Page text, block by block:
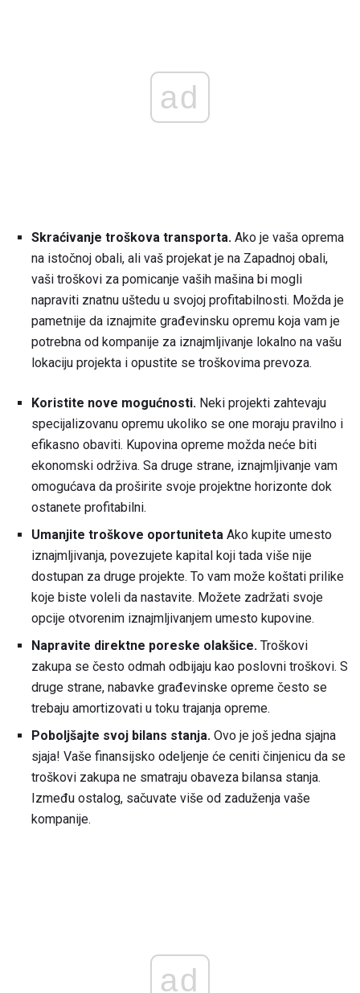
ad
Skraćivanje troškova transporta. Ako je vaša oprema
na istočnoj obali, ali vaš projekat je na Zapadnoj obali,
vaši troškovi za pomicanje vaših mašina bi mogli
napraviti znatnu uštedu u svojoj profitabilnosti. Možda je
pametnije da iznajmite građevinsku opremu koja vam je
potrebna od kompanije za iznajmljivanje lokalno na vašu
lokaciju projekta i opustite se troškovima prevoza.
Koristite nove mogućnosti. Neki projekti zahtevaju
specijalizovanu opremu ukoliko se one moraju pravilno i
efikasno obaviti. Kupovina opreme možda neće biti
ekonomski održiva. Sa druge strane, iznajmljivanje vam
omogućava da proširite svoje projektne horizonte dok
ostanete profitabilni.
Umanjite troškove oportuniteta Ako kupite umesto
iznajmljivanja, povezujete kapital koji tada više nije
dostupan za druge projekte. To vam može koštati prilike
koje biste voleli da nastavite. Možete zadržati svoje
opcije otvorenim iznajmljivanjem umesto kupovine.
Napravite direktne poreske olakšice. Troškovi
zakupa se često odmah odbijaju kao poslovni troškovi. S
druge strane, nabavke građevinske opreme često se
trebaju amortizovati u toku trajanja opreme.
Poboljšajte svoj bilans stanja. Ovo je još jedna sjajna
sjaja! Vaše finansijsko odeljenje će ceniti činjenicu da se
troškovi zakupa ne smatraju obaveza bilansa stanja.
Između ostalog, sačuvate više od zaduženja vaše
kompanije.
ad